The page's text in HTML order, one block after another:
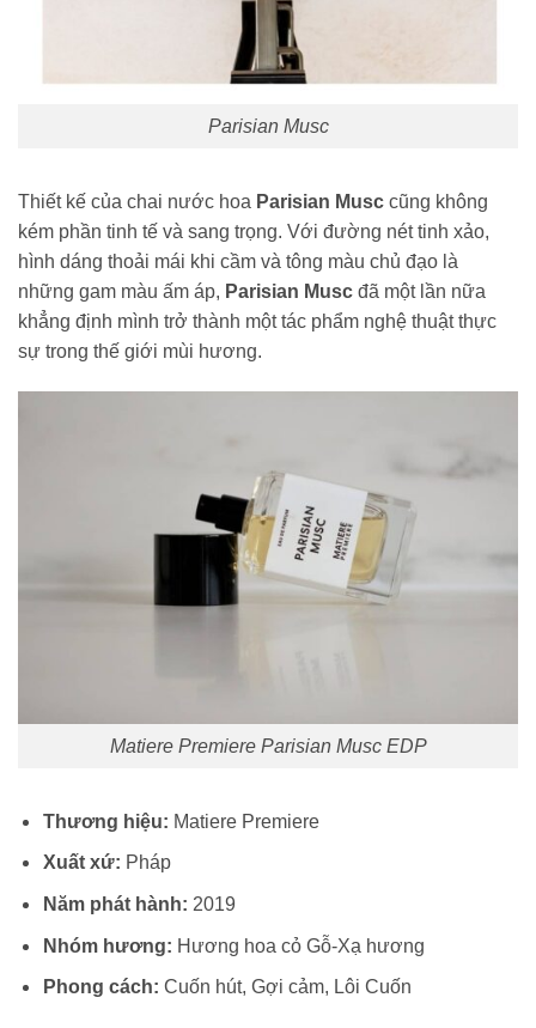
Parisian Musc
Thiết kế của chai nước hoa Parisian Musc cũng không
kém phần tinh tế và sang trọng. Với đường nét tinh xảo,
hình dáng thoải mái khi cầm và tông màu chủ đạo là
những gam màu ấm áp, Parisian Musc đã một lần nữa
khẳng định mình trở thành một tác phẩm nghệ thuật thực
sự trong thế giới mùi hương.
Matiere Premiere Parisian Musc EDP
Thương hiệu: Matiere Premiere
Xuất xứ: Pháp
Năm phát hành: 2019
Nhóm hương: Hương hoa cỏ Gỗ-Xạ hương
Phong cách: Cuốn hút, Gợi cảm, Lôi Cuốn